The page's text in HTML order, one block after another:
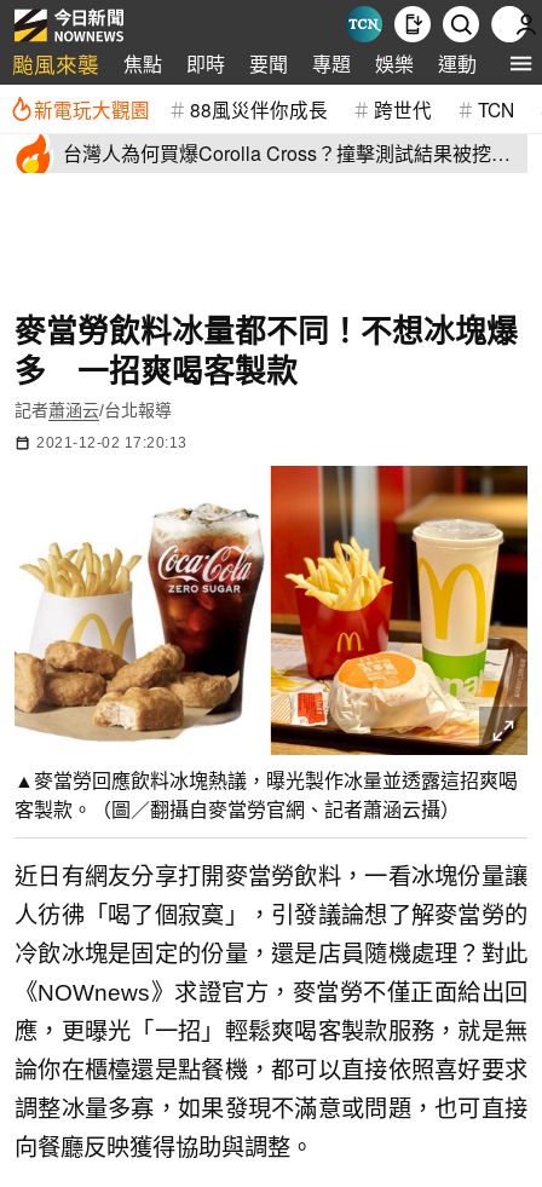
颱風來襲 焦點 即時 要聞 專題 娛樂 運動 全球
新電玩大觀園 88風災伴你成長 跨世代 TCN
台灣人為何買爆Corolla Cross？撞擊測試結果被挖
麥當勞飲料冰量都不同！不想冰塊爆
多 一招爽喝客製款
記者蕭涵云/台北報導
2021-12-02 17:20:13
▲麥當勞回應飲料冰塊熱議，曝光製作冰量並透露這招爽喝
客製款。（圖／翻攝自麥當勞官網、記者蕭涵云攝）
近日有網友分享打開麥當勞飲料，一看冰塊份量讓
人彷彿「喝了個寂寞」，引發議論想了解麥當勞的
冷飲冰塊是固定的份量，還是店員隨機處理？對此
《NOWnews》求證官方，麥當勞不僅正面給出回
應，更曝光「一招」輕鬆爽喝客製款服務，就是無
論你在櫃檯還是點餐機，都可以直接依照喜好要求
調整冰量多寡，如果發現不滿意或問題，也可直接
向餐廳反映獲得協助與調整。